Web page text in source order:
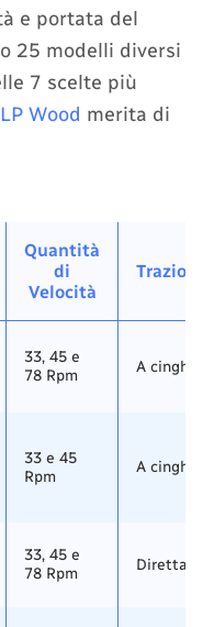
e portata del
25 modelli diversi
7 scelte più
Wood merita di
Quantità
di
Velocità
33, 45 e
78 Rpm
A cinghia
33 e 45
Rpm
A cinghia
33, 45 e
78 Rpm
Diretta